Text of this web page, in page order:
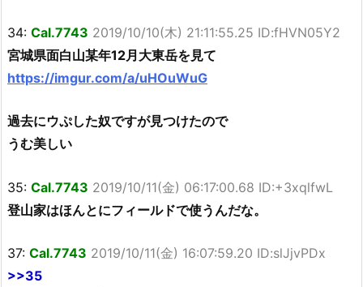
34: Cal.7743 2019/10/10(木) 21:11:55.25 ID:fHVN05Y2
宮城県面白山某年12月大東岳を見て
https://imgur.com/a/uHOuWuG
過去にウぷした奴ですが見つけたので
うむ美しい
35: Cal.7743 2019/10/11(金) 06:17:00.68 ID:+3xqlfwL
登山家はほんとにフィールドで使うんだな。
37: Cal.7743 2019/10/11(金) 16:07:59.20 ID:slJjvPDx
>>35